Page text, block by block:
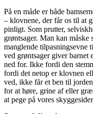
På en måde er både
– klovnene, der får os til at
pinligt. Som prutter,
grøntsager. Man kan måske
manglende tilpasningsevne
ved grøntsager giver barnet
ned for. Ikke fordi den
fordi det netop er klovnen
ved, ikke får et ben til
for at høre, grine af eller
at pege på vores